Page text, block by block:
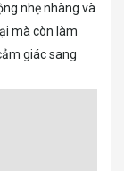
nhẹ nhàng và
mà còn làm
giác sang